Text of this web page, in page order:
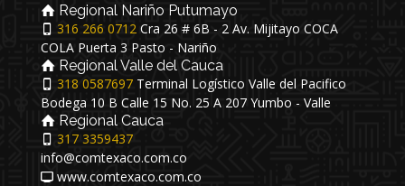
Regional Nariño Putumayo
316 266 0712 Cra 26 # 6B - 2 Av. Mijitayo COCA
COLA Puerta 3 Pasto - Nariño
Regional Valle del Cauca
318 0587697 Terminal Logístico Valle del Pacifico
Bodega 10 B Calle 15 No. 25 A 207 Yumbo - Valle
Regional Cauca
317 3359437
info@comtexaco.com.co
www.comtexaco.com.co